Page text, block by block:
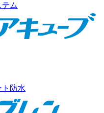
ム
防水